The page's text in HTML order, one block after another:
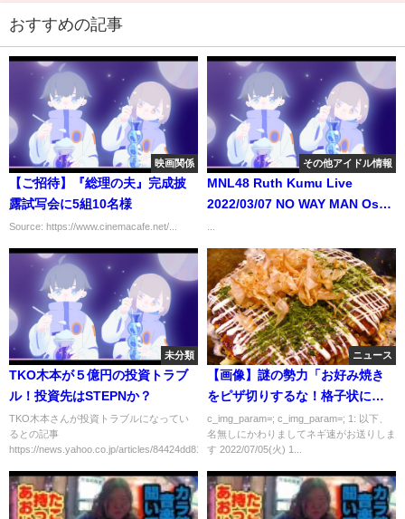
おすすめの記事
映画関係
【ご招待】『総理の夫』完成披
露試写会に5組10名様
Source: https://www.cinemacafe.net/...
その他アイドル情報
MNL48 Ruth Kumu Live
2022/03/07 NO WAY MAN Oshi
未分類
TKO木本が５億円の投資トラブ
ル！投資先はSTEPNか？
TKO木本さんが投資トラブルになってい
るとの記事
https://news.yahoo.co.jp/articles/84424dd81f7...
ニュース
【画像】謎の勢力「お好み焼き
をピザ切りするな！格子状に切
れ！」←なんで！？
c_img_param=; c_img_param=; 1: 以下、
名無しにかわりましてネギ速がお送りしま
す 2022/07/05(火) 1...